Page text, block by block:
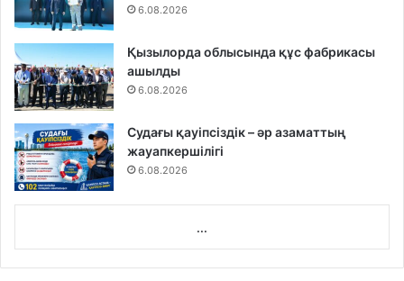
6.08.2026
Қызылорда облысында құс фабрикасы
ашылды
6.08.2026
Судағы қауіпсіздік – әр азаматтың
жауапкершілігі
6.08.2026
...